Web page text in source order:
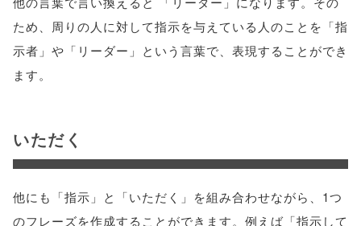
ため、周りの人に対して指示を与えている人のことを「指
示者」や「リーダー」という言葉で、表現することができ
ます。
いただく
他にも「指示」と「いただく」を組み合わせながら、1つ
のフレーズを作成することができます。例えば「指示して